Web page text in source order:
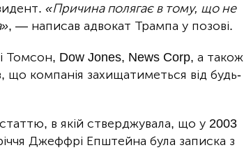
«Причина полягає в тому, що не
, — написав адвокат Трампа у позові.
Томсон, Dow Jones, News Corp, а також
що компанія захищатиметься від будь-
в якій стверджувала, що у 2003
Джеффрі Епштейна була записка з